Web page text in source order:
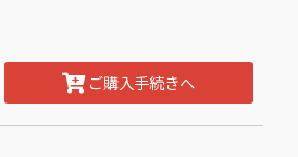
ご購入手続きへ